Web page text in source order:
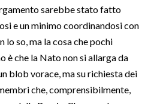
sarebbe stato fatto
e un minimo coordinandosi con
lo so, ma la cosa che pochi
è che la Nato non si allarga da
blob vorace, ma su richiesta dei
che, comprensibilmente,